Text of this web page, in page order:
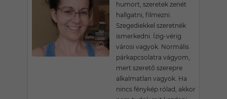
humort, szeretek zenét
hallgatni, filmezni.
Szegediekkel szeretnék
ismerkedni. Ízig-vérig
városi vagyok. Normális
párkapcsolatra vágyom,
mert szerető szerepre
alkalmatlan vagyok. Ha
nincs fénykép rólad, akkor